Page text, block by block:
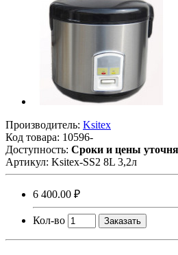
Производитель: Ksitex
Код товара: 10596-
Доступность: Сроки и цены
Артикул: Ksitex-SS2 8L 3,2л
6 400.00 ₽
Кол-во Заказать